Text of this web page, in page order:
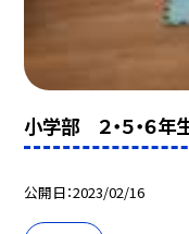
小学部 ２・５・６年
公開日 2023/02/16